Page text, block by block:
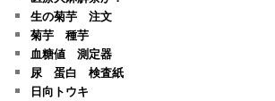
生の菊芋 注文
菊芋 種芋
血糖値 測定器
尿 蛋白 検査紙
日向トウキ